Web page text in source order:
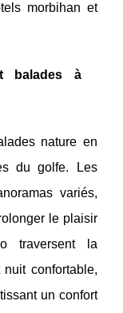
morbihan et
balades à
nature en
du golfe. Les
variés,
le plaisir
traversent la
confortable,
un confort